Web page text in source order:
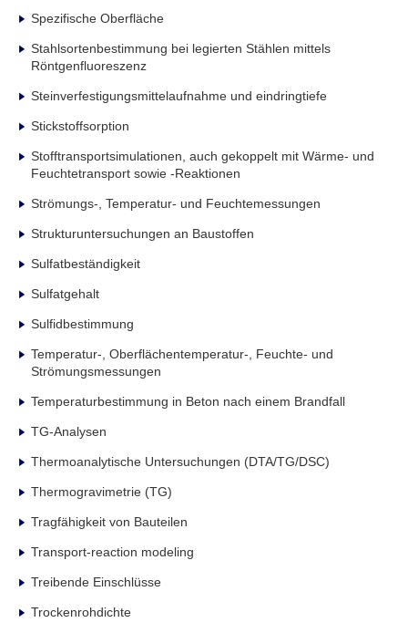
Spezifische Oberfläche
Stahlsortenbestimmung bei legierten Stählen mittels
Röntgenfluoreszenz
Steinverfestigungsmittelaufnahme und eindringtiefe
Stickstoffsorption
Stofftransportsimulationen, auch gekoppelt mit Wärme- und
Feuchtetransport sowie -Reaktionen
Strömungs-, Temperatur- und Feuchtemessungen
Strukturuntersuchungen an Baustoffen
Sulfatbeständigkeit
Sulfatgehalt
Sulfidbestimmung
Temperatur-, Oberflächentemperatur-, Feuchte- und
Strömungsmessungen
Temperaturbestimmung in Beton nach einem Brandfall
TG-Analysen
Thermoanalytische Untersuchungen (DTA/TG/DSC)
Thermogravimetrie (TG)
Tragfähigkeit von Bauteilen
Transport-reaction modeling
Treibende Einschlüsse
Trockenrohdichte